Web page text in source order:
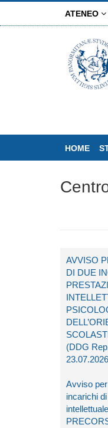
ATENEO
HOME
AVVISO
DI DUE
(DDG
Avviso
incarichi